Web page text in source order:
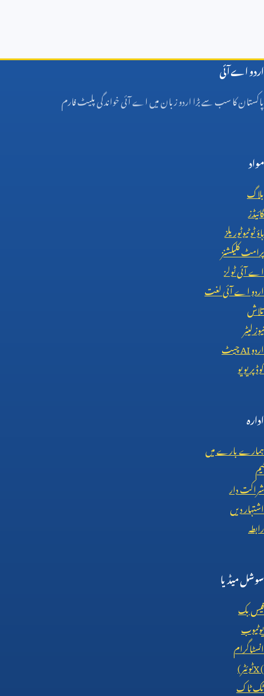
اردو اے آئی
پاکستان کا سب سے بڑا اردو زبان میں اے آئی خواندگی پلیٹ فارم
مواد
بلاگ
گائیڈز
ہاؤ ٹو ٹیوٹوریلز
پرامٹ کلیکشنز
اے آئی ٹولز
اردو اے آئی لغت
تلاش
نیوز لیٹر
اردوAIچیٹ
کوڈ پریویو
ادارہ
ہمارے بارے میں
ٹیم
شراکت دار
اشتہار دیں
رابطہ
سوشل میڈیا
فیس بک
یوٹیوب
انسٹاگرام
X (ٹوئٹر)
ٹک ٹاک